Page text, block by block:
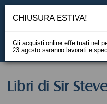
Libri di Sir
CHIUSURA ESTIVA!
Gli acquisti online effettuati nel
23 agosto saranno lavorati e